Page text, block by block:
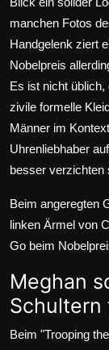
manchen Fotos
Handgelenk ziert
Nobelpreis
Es ist nicht
zivile formelle
Männer im
Uhrenliebhaber
besser verzichten
Beim angeregten
linken Ärmel von
Go beim
Meghan
Schultern
Beim "Trooping